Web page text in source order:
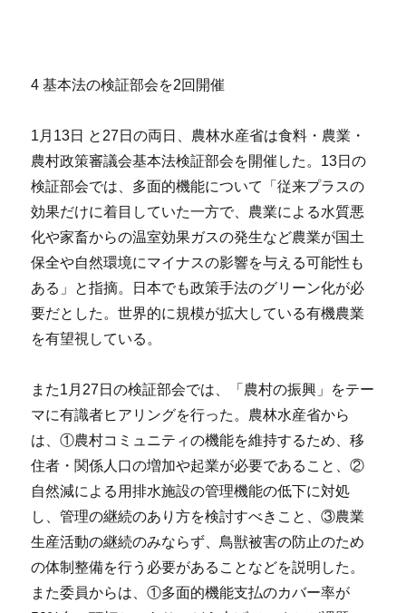
4 基本法の検証部会を2回開催
1月13日 と27日の両日、農林水産省は食料・農業・
農村政策審議会基本法検証部会を開催した。13日の
検証部会では、多面的機能について「従来プラスの
効果だけに着目していた一方で、農業による水質悪
化や家畜からの温室効果ガスの発生など農業が国土
保全や自然環境にマイナスの影響を与える可能性も
ある」と指摘。日本でも政策手法のグリーン化が必
要だとした。世界的に規模が拡大している有機農業
を有望視している。
また1月27日の検証部会では、「農村の振興」をテー
マに有識者ヒアリングを行った。農林水産省から
は、①農村コミュニティの機能を維持するため、移
住者・関係人口の増加や起業が必要であること、②
自然減による用排水施設の管理機能の低下に対処
し、管理の継続のあり方を検討すべきこと、③農業
生産活動の継続のみならず、鳥獣被害の防止のため
の体制整備を行う必要があることなどを説明した。
また委員からは、①多面的機能支払のカバー率が